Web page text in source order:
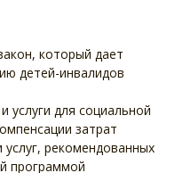
который дает
детей-инвалидов
услуги для социальной
затрат
рекомендованных
программой